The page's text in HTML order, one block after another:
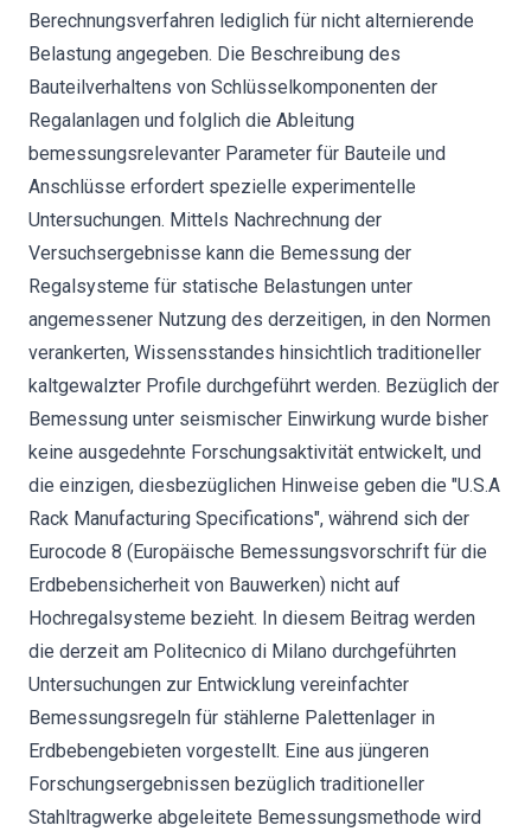
Berechnungsverfahren lediglich für nicht alternierende
Belastung angegeben. Die Beschreibung des
Bauteilverhaltens von Schlüsselkomponenten der
Regalanlagen und folglich die Ableitung
bemessungsrelevanter Parameter für Bauteile und
Anschlüsse erfordert spezielle experimentelle
Untersuchungen. Mittels Nachrechnung der
Versuchsergebnisse kann die Bemessung der
Regalsysteme für statische Belastungen unter
angemessener Nutzung des derzeitigen, in den Normen
verankerten, Wissensstandes hinsichtlich traditioneller
kaltgewalzter Profile durchgeführt werden. Bezüglich der
Bemessung unter seismischer Einwirkung wurde bisher
keine ausgedehnte Forschungsaktivität entwickelt, und
die einzigen, diesbezüglichen Hinweise geben die "U.S.A
Rack Manufacturing Specifications", während sich der
Eurocode 8 (Europäische Bemessungsvorschrift für die
Erdbebensicherheit von Bauwerken) nicht auf
Hochregalsysteme bezieht. In diesem Beitrag werden
die derzeit am Politecnico di Milano durchgeführten
Untersuchungen zur Entwicklung vereinfachter
Bemessungsregeln für stählerne Palettenlager in
Erdbebengebieten vorgestellt. Eine aus jüngeren
Forschungsergebnissen bezüglich traditioneller
Stahltragwerke abgeleitete Bemessungsmethode wird